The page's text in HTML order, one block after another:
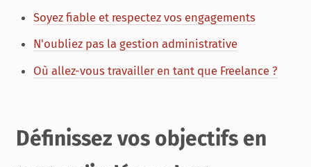
Soyez fiable et respectez vos engagements
N'oubliez pas la gestion administrative
Où allez-vous travailler en tant que Freelance ?
Définissez vos objectifs en